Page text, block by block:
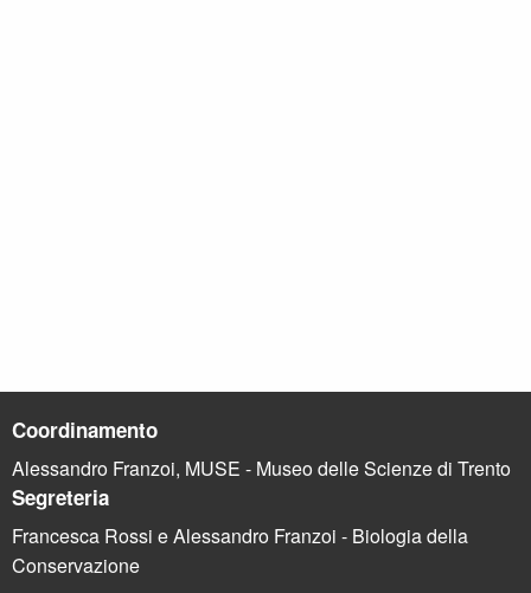
Coordinamento
Alessandro Franzoi, MUSE - Museo delle Scienze di Trento
Segreteria
Francesca Rossi e Alessandro Franzoi - Biologia della
Conservazione